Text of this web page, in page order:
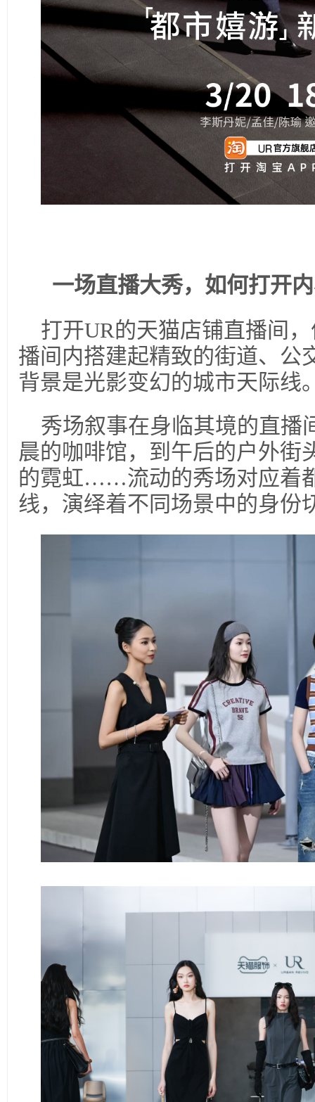
一场直播大秀，如何打开
打开UR的天猫店铺直播间
播间内搭建起精致的街道、公
背景是光影变幻的城市天际线
秀场叙事在身临其境的直播
晨的咖啡馆，到午后的户外街
的霓虹……流动的秀场对应着
线，演绎着不同场景中的身份